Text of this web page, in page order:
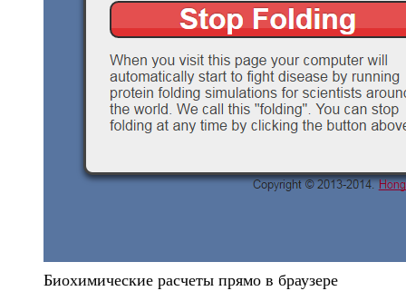
Биохимические расчеты прямо в браузере